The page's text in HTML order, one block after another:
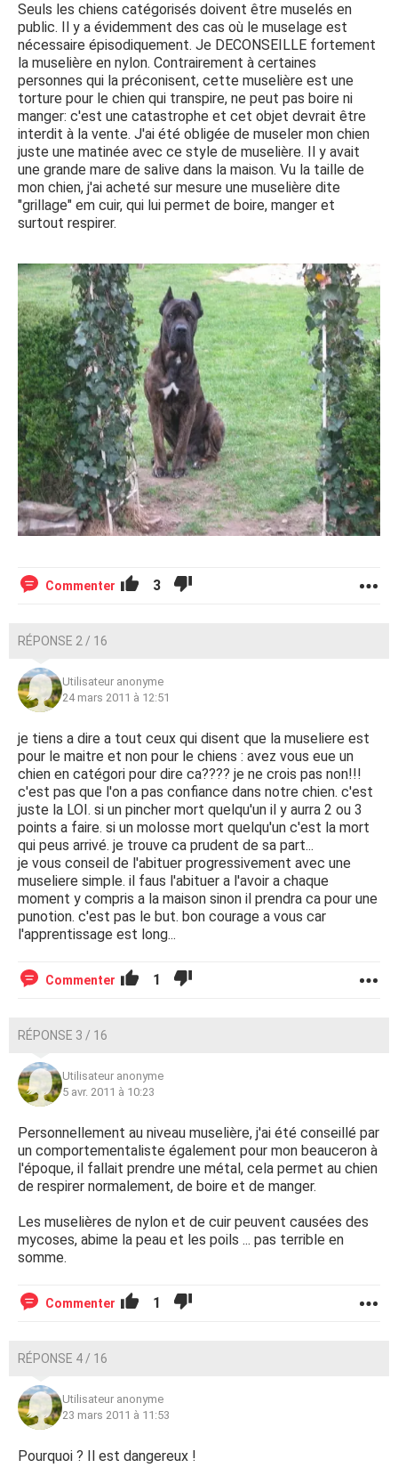
Seuls les chiens catégorisés doivent être muselés en
public. Il y a évidemment des cas où le muselage est
nécessaire épisodiquement. Je DECONSEILLE fortement
la muselière en nylon. Contrairement à certaines
personnes qui la préconisent, cette muselière est une
torture pour le chien qui transpire, ne peut pas boire ni
manger: c'est une catastrophe et cet objet devrait être
interdit à la vente. J'ai été obligée de museler mon chien
juste une matinée avec ce style de muselière. Il y avait
une grande mare de salive dans la maison. Vu la taille de
mon chien, j'ai acheté sur mesure une muselière dite
"grillage" em cuir, qui lui permet de boire, manger et
surtout respirer.
Commenter 3
RÉPONSE 2 / 16
Utilisateur anonyme
24 mars 2011 à 12:51
je tiens a dire a tout ceux qui disent que la museliere est
pour le maitre et non pour le chiens : avez vous eue un
chien en catégori pour dire ca???? je ne crois pas non!!!
c'est pas que l'on a pas confiance dans notre chien. c'est
juste la LOI. si un pincher mort quelqu'un il y aurra 2 ou 3
points a faire. si un molosse mort quelqu'un c'est la mort
qui peus arrivé. je trouve ca prudent de sa part...
je vous conseil de l'abituer progressivement avec une
museliere simple. il faus l'abituer a l'avoir a chaque
moment y compris a la maison sinon il prendra ca pour une
punotion. c'est pas le but. bon courage a vous car
l'apprentissage est long...
Commenter 1
RÉPONSE 3 / 16
Utilisateur anonyme
5 avr. 2011 à 10:23
Personnellement au niveau muselière, j'ai été conseillé par
un comportementaliste également pour mon beauceron à
l'époque, il fallait prendre une métal, cela permet au chien
de respirer normalement, de boire et de manger.
Les muselières de nylon et de cuir peuvent causées des
mycoses, abime la peau et les poils ... pas terrible en
somme.
Commenter 1
RÉPONSE 4 / 16
Utilisateur anonyme
23 mars 2011 à 11:53
Pourquoi ? Il est dangereux !